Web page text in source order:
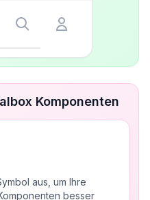
Komponenten
aus, um Ihre
besser